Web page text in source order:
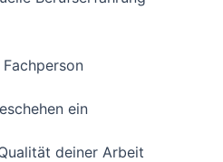
ein
deiner Arbeit